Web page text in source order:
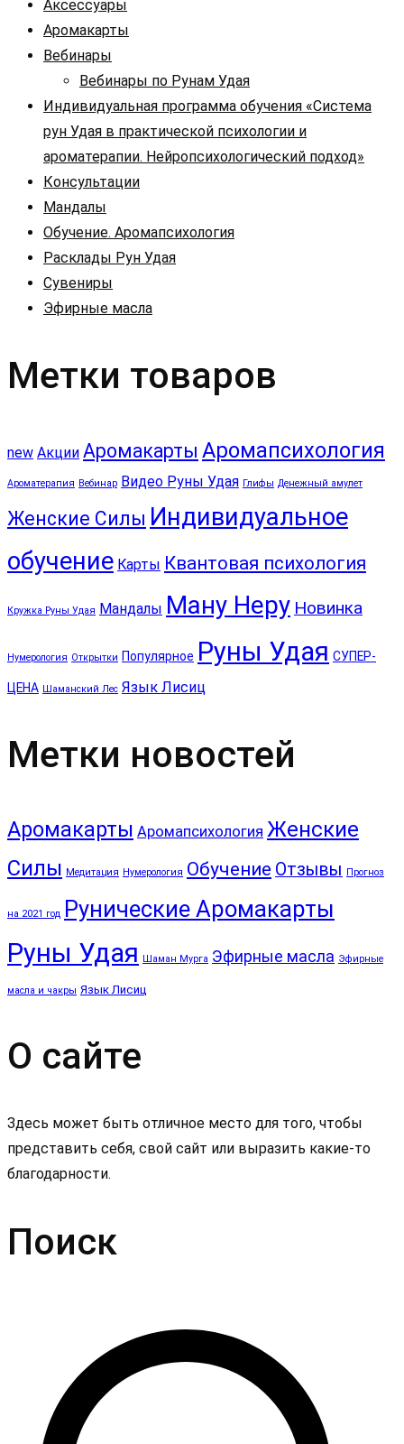
Аксессуары
Аромакарты
Вебинары
Вебинары по Рунам Удая
Индивидуальная программа обучения «Система
рун Удая в практической психологии и
ароматерапии. Нейропсихологический подход»
Консультации
Мандалы
Обучение. Аромапсихология
Расклады Рун Удая
Сувениры
Эфирные масла
Метки товаров
new Акции Аромакарты Аромапсихология
Ароматерапия Вебинар Видео Руны Удая Глифы Денежный амулет
Женские Силы Индивидуальное
обучение Карты Квантовая психология
Кружка Руны Удая Мандалы Ману Неру Новинка
Нумерология Открытки Популярное Руны Удая СУПЕР-
ЦЕНА Шаманский Лес Язык Лисиц
Метки новостей
Аромакарты Аромапсихология Женские
Силы Медитация Нумерология Обучение Отзывы Прогноз
на 2021 год Рунические Аромакарты
Руны Удая Шаман Мурга Эфирные масла Эфирные
масла и чакры Язык Лисиц
О сайте
Здесь может быть отличное место для того, чтобы
представить себя, свой сайт или выразить какие-то
благодарности.
Поиск